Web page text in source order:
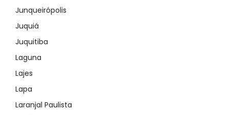
Junqueirópolis
Juquiá
Juquitiba
Laguna
Lajes
Lapa
Laranjal Paulista